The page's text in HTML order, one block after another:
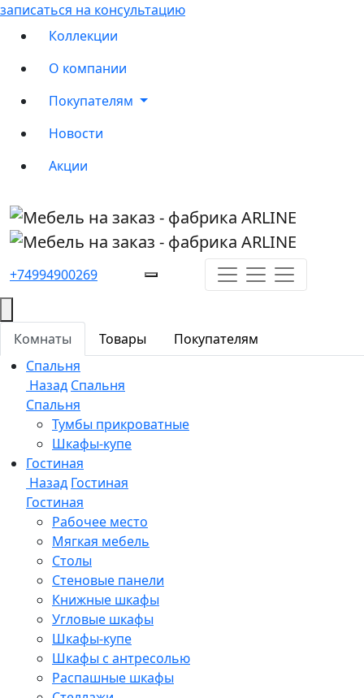
записаться на консультацию
Коллекции
О компании
Покупателям
Новости
Акции
+74994900269